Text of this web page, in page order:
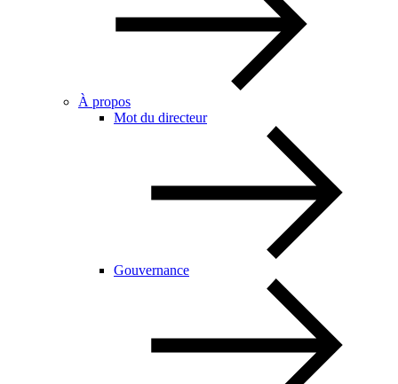
À propos
Mot du directeur
Gouvernance